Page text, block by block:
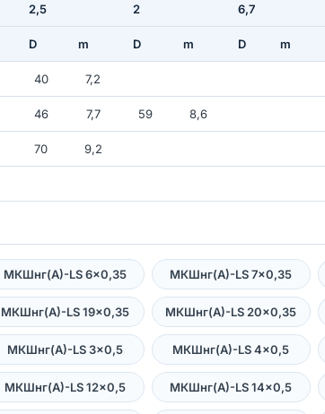
2,5 2 6,7
D m D m D m
40 7,2
46 7,7 59 8,6
70 9,2
МКШнг(А)-LS 6×0,35 МКШнг(А)-LS 7×0,35
МКШнг(А)-LS 19×0,35 МКШнг(А)-LS 20×0,35
МКШнг(А)-LS 3×0,5 МКШнг(А)-LS 4×0,5
МКШнг(А)-LS 12×0,5 МКШнг(А)-LS 14×0,5